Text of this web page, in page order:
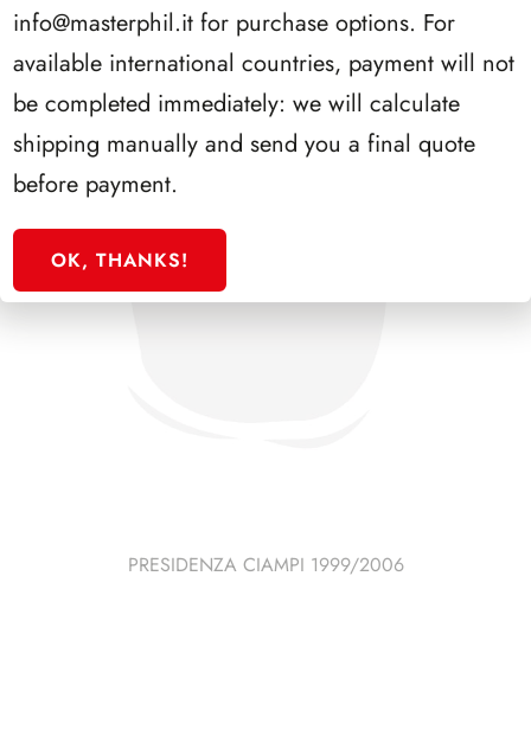
PRESIDENZA CIAMPI 1999/2006
info@masterphil.it for purchase options. For
available international countries, payment will not
be completed immediately: we will calculate
shipping manually and send you a final quote
before payment.
OK, THANKS!